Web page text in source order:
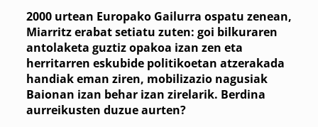
2000 urtean Europako Gailurra ospatu zenean,
Miarritz erabat setiatu zuten: goi bilkuraren
antolaketa guztiz opakoa izan zen eta
herritarren eskubide politikoetan atzerakada
handiak eman ziren, mobilizazio nagusiak
Baionan izan behar izan zirelarik. Berdina
aurreikusten duzue aurten?